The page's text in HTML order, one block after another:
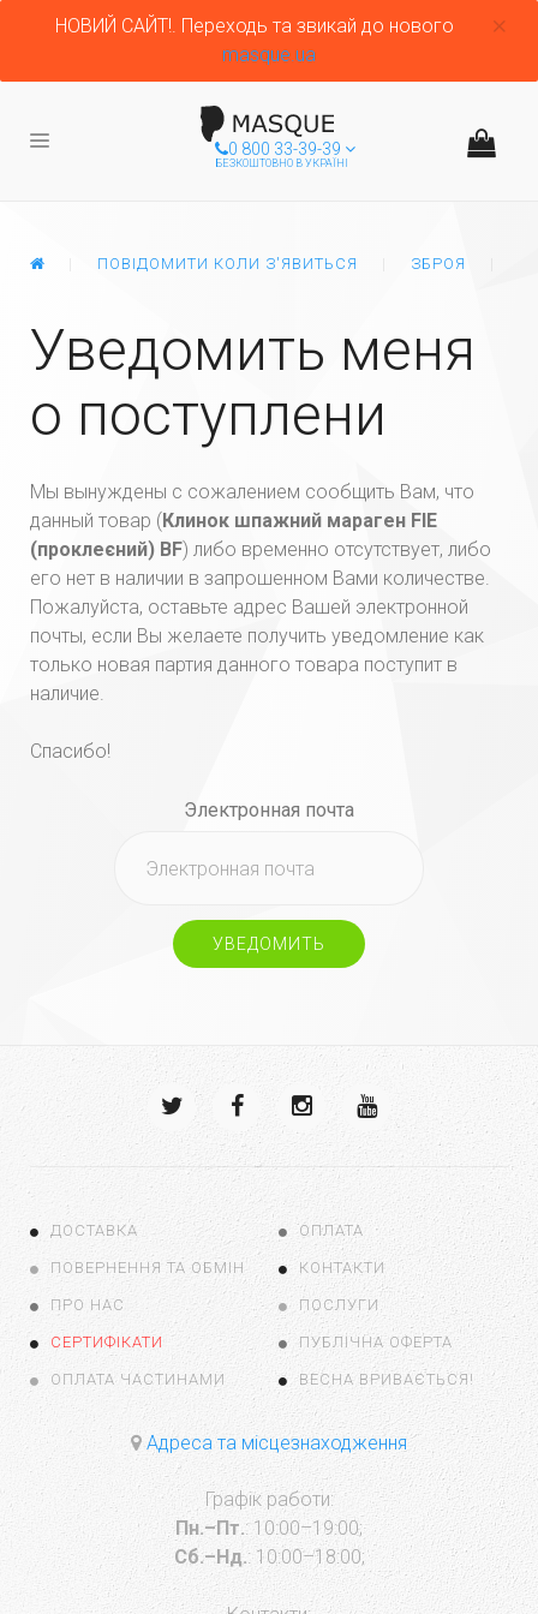
НОВИЙ САЙТ!. Переходь та звикай до нового
masque.ua
0 800 33-39-39
БЕЗКОШТОВНО В УКРАЇНІ
ГЛАВНАЯПОВІДОМИТИ КОЛИ З'ЯВИТЬСЯ ЗБРОЯ
Уведомить меня
о поступлени
Мы вынуждены с сожалением сообщить Вам, что
данный товар (Клинок шпажний мараген FIE
(проклеєний) BF) либо временно отсутствует, либо
его нет в наличии в запрошенном Вами количестве.
Пожалуйста, оставьте адрес Вашей электронной
почты, если Вы желаете получить уведомление как
только новая партия данного товара поступит в
наличие.
Спасибо!
Электронная почта
УВЕДОМИТЬ
ДОСТАВКА ОПЛАТА
ПОВЕРНЕННЯ ТА ОБМІН КОНТАКТИ
ПРО НАС ПОСЛУГИ
СЕРТИФІКАТИ ПУБЛІЧНА ОФЕРТА
ОПЛАТА ЧАСТИНАМИ ВЕСНА ВРИВАЄТЬСЯ!
Адреса та місцезнаходження
Графік работи:
Пн.–Пт.: 10:00–19:00;
Сб.–Нд.: 10:00–18:00;